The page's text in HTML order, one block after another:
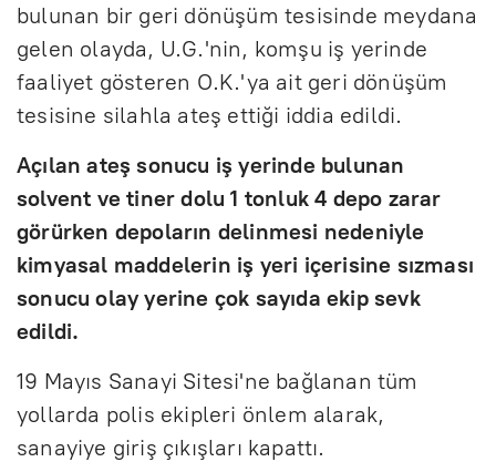
bulunan bir geri dönüşüm tesisinde meydana
gelen olayda, U.G.'nin, komşu iş yerinde
faaliyet gösteren O.K.'ya ait geri dönüşüm
tesisine silahla ateş ettiği iddia edildi.
Açılan ateş sonucu iş yerinde bulunan
solvent ve tiner dolu 1 tonluk 4 depo zarar
görürken depoların delinmesi nedeniyle
kimyasal maddelerin iş yeri içerisine sızması
sonucu olay yerine çok sayıda ekip sevk
edildi.
19 Mayıs Sanayi Sitesi'ne bağlanan tüm
yollarda polis ekipleri önlem alarak,
sanayiye giriş çıkışları kapattı.